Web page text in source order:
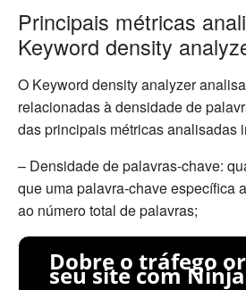
Principais métricas
Keyword density
O Keyword density analyzer
relacionadas à densidade de
das principais métricas analisadas
– Densidade de palavras-chave:
que uma palavra-chave específica
ao número total de palavras;
Dobre o tráfego
seu site com